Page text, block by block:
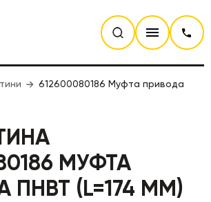
612600080186 Муфта привода
МУФТА
(L=174 MM)